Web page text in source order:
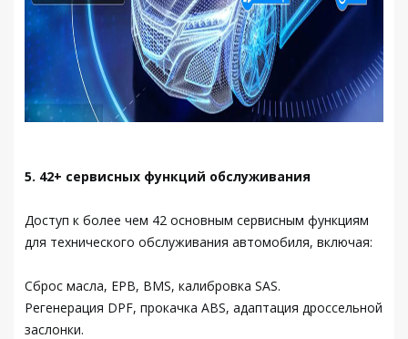
5. 42+ сервисных функций обслуживания
Доступ к более чем 42 основным сервисным функциям
для технического обслуживания автомобиля, включая:
Сброс масла, EPB, BMS, калибровка SAS.
Регенерация DPF, прокачка ABS, адаптация дроссельной
заслонки.